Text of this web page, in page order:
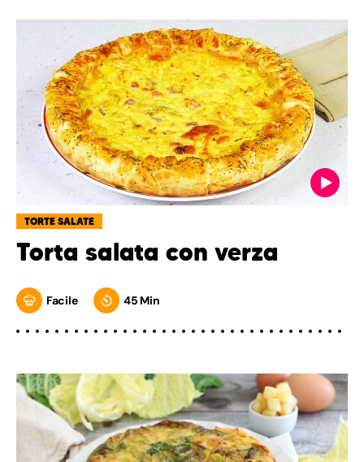
TORTE SALATE
Torta salata con verza
Facile 45 Min